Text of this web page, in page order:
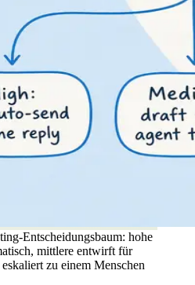
Entscheidungsbaum: hohe
mittlere entwirft für
zu einem Menschen